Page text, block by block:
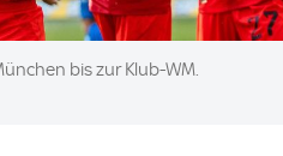
bis zur Klub-WM.